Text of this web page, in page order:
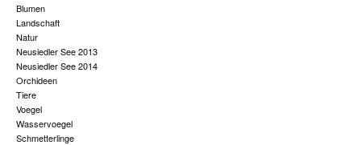
Blumen
Landschaft
Natur
Neusiedler See 2013
Neusiedler See 2014
Orchideen
Tiere
Voegel
Wasservoegel
Schmetterlinge